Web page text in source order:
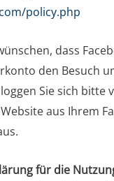
​p​o​l​i​c​y​.​php
dass
den Besuch
Sie sich bit­te
aus Ihrem
für die